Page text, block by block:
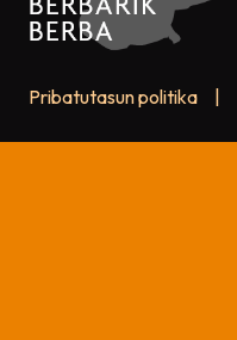
Pribatutasun politika